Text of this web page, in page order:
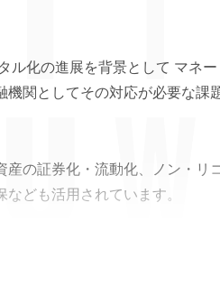
レジャー
ア
ル化の進展を背景として マネ
関としてその対応が必要な課
の証券化・流動化、ノン・リ
ども活用されています。